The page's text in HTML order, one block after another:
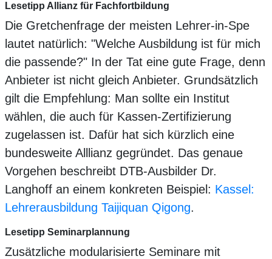
Lesetipp Allianz für Fachfortbildung
Die Gretchenfrage der meisten Lehrer-in-Spe
lautet natürlich: "Welche Ausbildung ist für mich
die passende?" In der Tat eine gute Frage, denn
Anbieter ist nicht gleich Anbieter. Grundsätzlich
gilt die Empfehlung: Man sollte ein Institut
wählen, die auch für Kassen-Zertifizierung
zugelassen ist. Dafür hat sich kürzlich eine
bundesweite Alllianz gegründet. Das genaue
Vorgehen beschreibt DTB-Ausbilder Dr.
Langhoff an einem konkreten Beispiel: Kassel:
Lehrerausbildung Taijiquan Qigong.
Lesetipp Seminarplannung
Zusätzliche modularisierte Seminare mit